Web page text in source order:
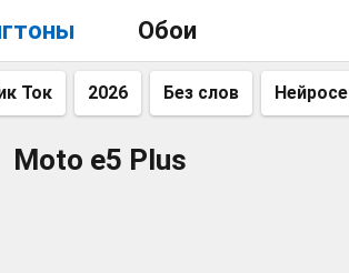
Обои
Ток 2026 Без слов
Moto e5 Plus